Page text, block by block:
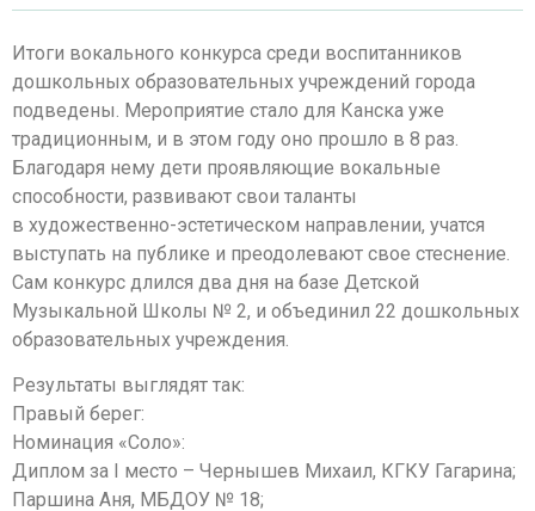
Итоги вокального конкурса среди воспитанников
дошкольных образовательных учреждений города
подведены. Мероприятие стало для Канска уже
традиционным, и в этом году оно прошло в 8 раз.
Благодаря нему дети проявляющие вокальные
способности, развивают свои таланты
в художественно-эстетическом направлении, учатся
выступать на публике и преодолевают свое стеснение.
Сам конкурс длился два дня на базе Детской
Музыкальной Школы № 2, и объединил 22 дошкольных
образовательных учреждения.
Результаты выглядят так:
Правый берег:
Номинация «Соло»:
Диплом за I место – Чернышев Михаил, КГКУ Гагарина;
Паршина Аня, МБДОУ № 18;